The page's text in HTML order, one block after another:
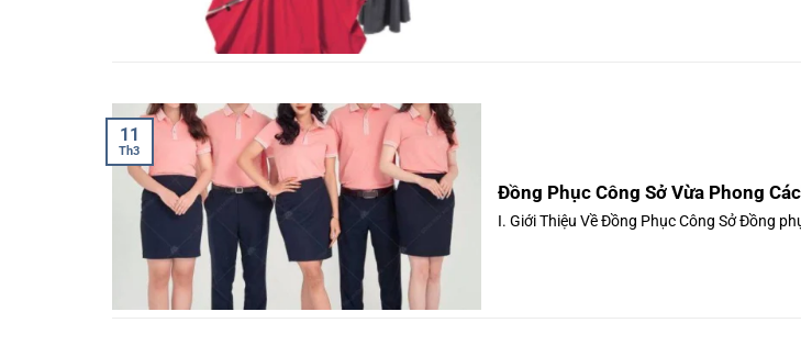
Đồng Phục Công Sở Vừa Phong
I. Giới Thiệu Về Đồng Phục Công Sở Đồng
11
Th3